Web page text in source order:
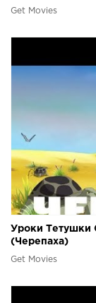
Get Movies
Уроки Тетушки
(Черепаха)
Get Movies